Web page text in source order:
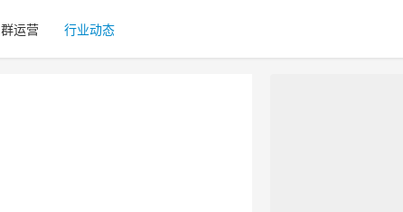
群运营 行业动态